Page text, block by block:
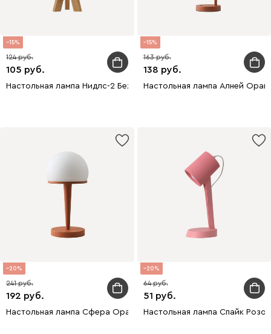
15
105
124
Настольная лампа Нидлс-2 Бежевый
15
138
163
Настольная лампа Алней
20
192
241
Настольная лампа Сфера Оранжевый
20
51
64
Настольная лампа Спайк